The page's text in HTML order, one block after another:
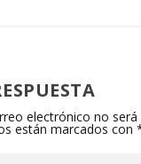
electrónico no será
están marcados con